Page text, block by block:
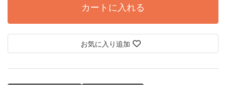
カートに入れる
お気に入り追加